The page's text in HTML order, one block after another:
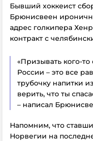
Бывший хоккеист
Брюнисвеен
адрес голкипера
контракт с
«Призывать кого-то
России – это все
трубочку напитки
верить, что ты
– написал
Напомним, что
Норвегии на